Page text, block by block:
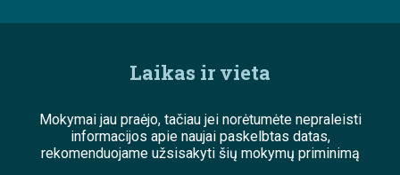
Laikas ir vieta
Mokymai jau praėjo, tačiau jei norėtumėte nepraleisti
informacijos apie naujai paskelbtas datas,
rekomenduojame užsisakyti šių mokymų priminimą